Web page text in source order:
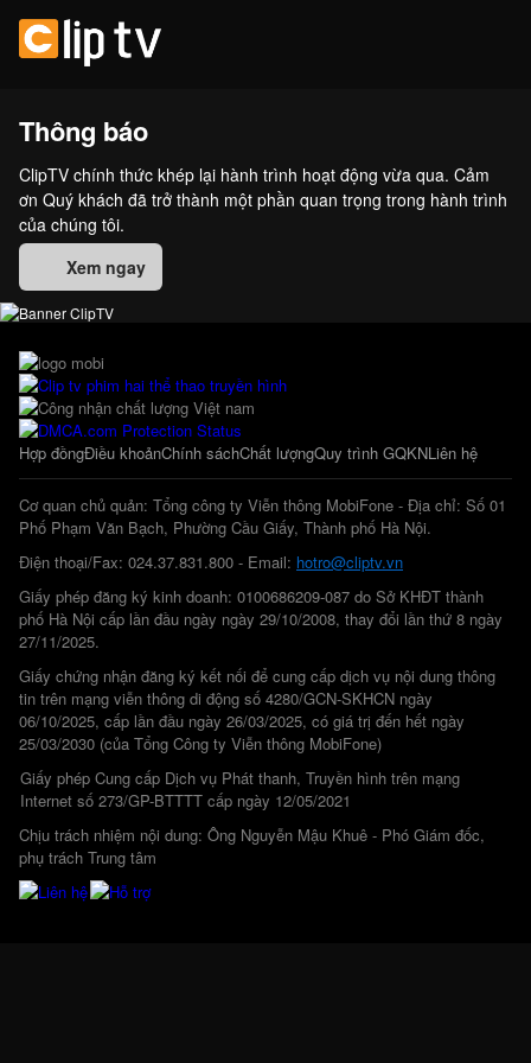
Thông báo
ClipTV chính thức khép lại hành trình hoạt động vừa qua. Cảm
ơn Quý khách đã trở thành một phần quan trọng trong hành trình
của chúng tôi.
Xem ngay
Hợp đồngĐiều khoảnChính sáchChất lượngQuy trình GQKNLiên hệ
Cơ quan chủ quản: Tổng công ty Viễn thông MobiFone - Địa chỉ: Số 01
Phố Phạm Văn Bạch, Phường Cầu Giấy, Thành phố Hà Nội.
Điện thoại/Fax: 024.37.831.800 - Email: hotro@cliptv.vn
Giấy phép đăng ký kinh doanh: 0100686209-087 do Sở KHĐT thành
phố Hà Nội cấp lần đầu ngày ngày 29/10/2008, thay đổi lần thứ 8 ngày
27/11/2025.
Giấy chứng nhận đăng ký kết nối để cung cấp dịch vụ nội dung thông
tin trên mạng viễn thông di động số 4280/GCN-SKHCN ngày
06/10/2025, cấp lần đầu ngày 26/03/2025, có giá trị đến hết ngày
25/03/2030 (của Tổng Công ty Viễn thông MobiFone)
Giấy phép Cung cấp Dịch vụ Phát thanh, Truyền hình trên mạng
Internet số 273/GP-BTTTT cấp ngày 12/05/2021
Chịu trách nhiệm nội dung: Ông Nguyễn Mậu Khuê - Phó Giám đốc,
phụ trách Trung tâm